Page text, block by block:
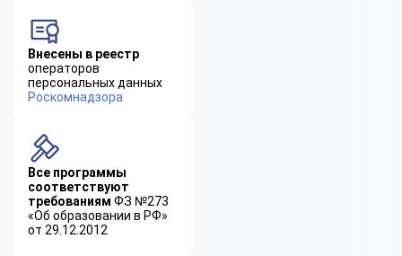
Внесены в реестр
операторов
персональных данных
Роскомнадзора
Все программы
соответствуют
требованиям ФЗ №273
«Об образовании в РФ»
от 29.12.2012